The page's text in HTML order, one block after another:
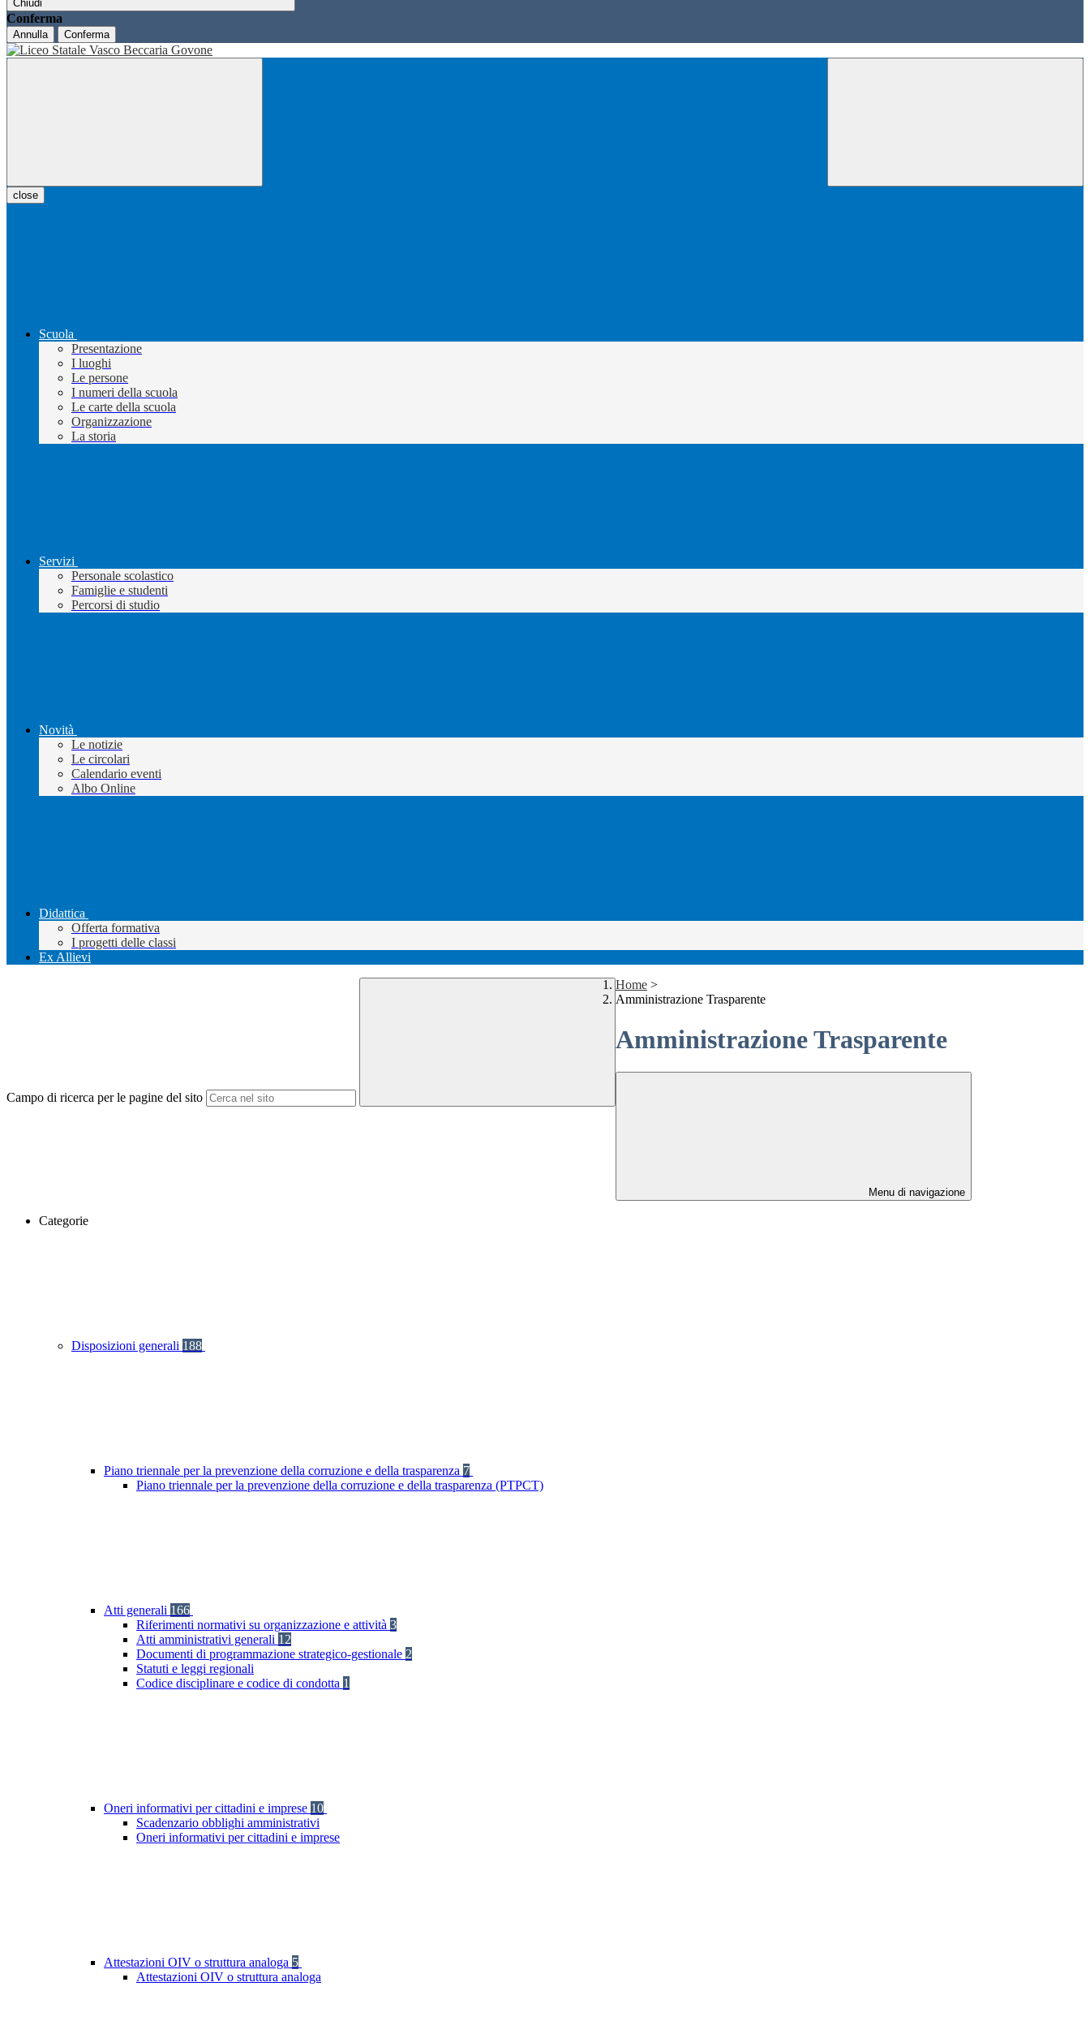
Chiudi
Conferma
Annulla Conferma
close
Scuola
Presentazione
I luoghi
Le persone
I numeri della scuola
Le carte della scuola
Organizzazione
La storia
Servizi
Personale scolastico
Famiglie e studenti
Percorsi di studio
Novità
Le notizie
Le circolari
Calendario eventi
Albo Online
Didattica
Offerta formativa
I progetti delle classi
Ex Allievi
Campo di ricerca per le pagine del sito
Home >
Amministrazione Trasparente
Amministrazione Trasparente
Menu di navigazione
Categorie
Disposizioni generali 188
Piano triennale per la prevenzione della corruzione e della trasparenza 7
Piano triennale per la prevenzione della corruzione e della trasparenza (PTPCT)
Atti generali 166
Riferimenti normativi su organizzazione e attività 3
Atti amministrativi generali 12
Documenti di programmazione strategico-gestionale 2
Statuti e leggi regionali
Codice disciplinare e codice di condotta 1
Oneri informativi per cittadini e imprese 10
Scadenzario obblighi amministrativi
Oneri informativi per cittadini e imprese
Attestazioni OIV o struttura analoga 5
Attestazioni OIV o struttura analoga